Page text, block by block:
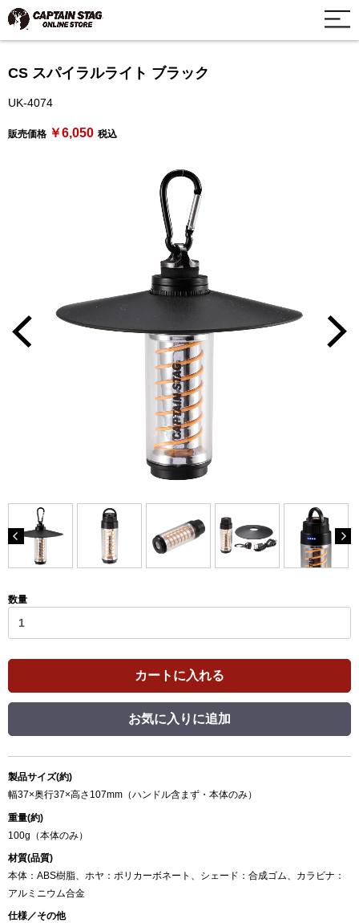
CS スパイラルライト ブラック
UK-4074
販売価格 ￥6,050 税込
数量
カートに入れる
お気に入りに追加
製品サイズ(約)
幅37×奥行37×高さ107mm（ハンドル含まず・本体のみ）
重量(約)
100g（本体のみ）
材質(品質)
本体：ABS樹脂、ホヤ：ポリカーボネート、シェード：合成ゴム、カラビナ：
アルミニウム合金
仕様／その他